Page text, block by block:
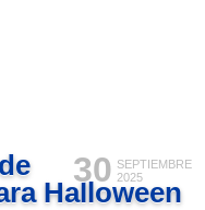
30 SEPTIEMBRE
2025
Halloween